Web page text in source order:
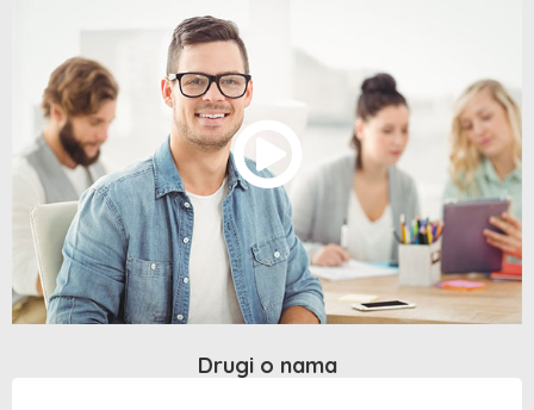
Drugi o nama